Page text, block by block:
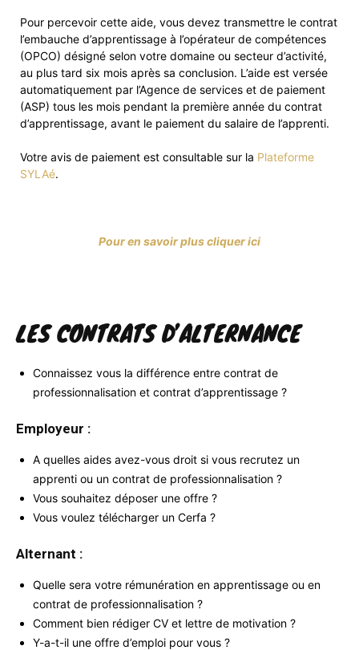
Pour percevoir cette aide, vous devez transmettre le contrat
l’embauche d’apprentissage à l’opérateur de compétences
(OPCO) désigné selon votre domaine ou secteur d’activité,
au plus tard six mois après sa conclusion. L’aide est versée
automatiquement par l’Agence de services et de paiement
(ASP) tous les mois pendant la première année du contrat
d’apprentissage, avant le paiement du salaire de l’apprenti.
Votre avis de paiement est consultable sur la Plateforme
SYLAé.
Pour en savoir plus cliquer ici
LES CONTRATS D’ALTERNANCE
Connaissez vous la différence entre contrat de
professionnalisation et contrat d’apprentissage ?
Employeur :
A quelles aides avez-vous droit si vous recrutez un
apprenti ou un contrat de professionnalisation ?
Vous souhaitez déposer une offre ?
Vous voulez télécharger un Cerfa ?
Alternant :
Quelle sera votre rémunération en apprentissage ou en
contrat de professionnalisation ?
Comment bien rédiger CV et lettre de motivation ?
Y-a-t-il une offre d’emploi pour vous ?